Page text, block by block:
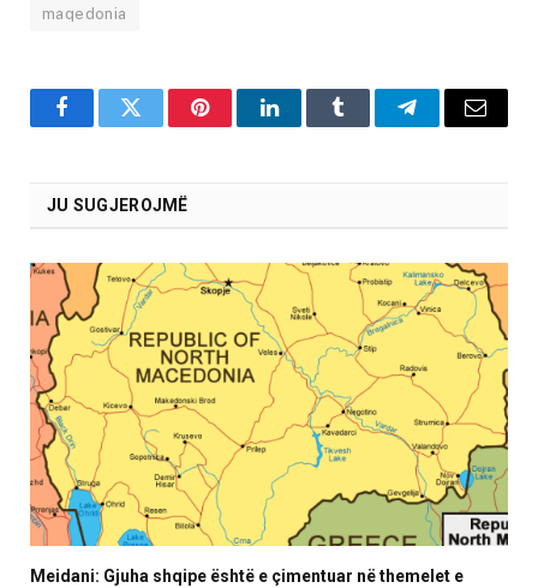
maqedonia
FacebookTwitter PinterestLinkedInTumblr TelegramEmail
JU SUGJEROJMË
Meidani: Gjuha shqipe është e çimentuar në themelet e